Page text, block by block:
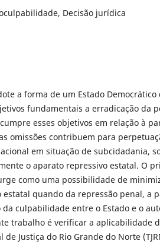
Decisão jurídica
a forma de um Estado
fundamentais a erradicação da
esses objetivos em relação à
omissões contribuem para
em situação de subcidadania,
o aparato repressivo estatal. O
como uma possibilidade de
estatal quando da repressão penal, a
culpabilidade entre o Estado e o
trabalho é verificar a aplicabilidade
Justiça do Rio Grande do Norte